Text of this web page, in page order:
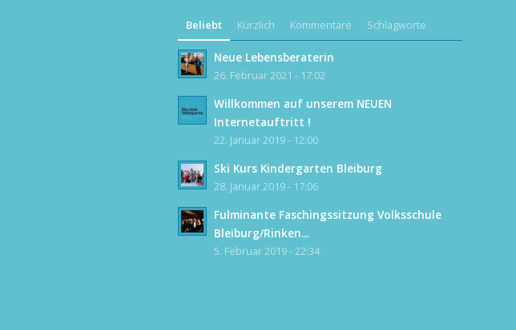
Beliebt Kürzlich Kommentare Schlagworte
Neue Lebensberaterin
26. Februar 2021 - 17:02
Willkommen auf unserem NEUEN
Internetauftritt !
22. Januar 2019 - 12:00
Ski Kurs Kindergarten Bleiburg
28. Januar 2019 - 17:06
Fulminante Faschingssitzung Volksschule
Bleiburg/Rinken...
5. Februar 2019 - 22:34